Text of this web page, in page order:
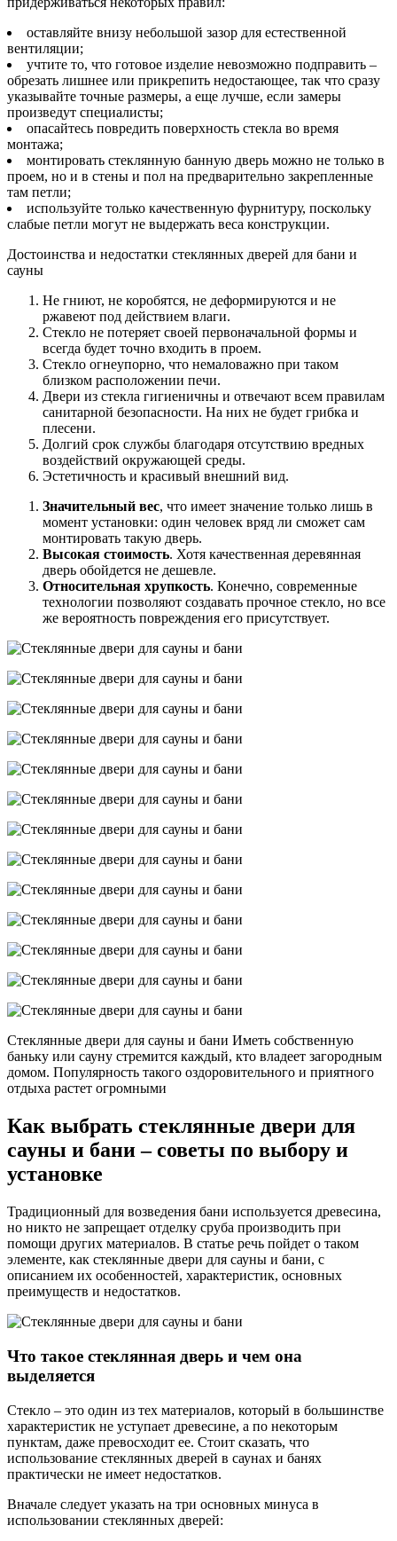
оставляйте внизу небольшой зазор для естественной
вентиляции;
учтите то, что готовое изделие невозможно подправить –
обрезать лишнее или прикрепить недостающее, так что сразу
указывайте точные размеры, а еще лучше, если замеры
произведут специалисты;
опасайтесь повредить поверхность стекла во время
монтажа;
монтировать стеклянную банную дверь можно не только в
проем, но и в стены и пол на предварительно закрепленные
там петли;
используйте только качественную фурнитуру, поскольку
слабые петли могут не выдержать веса конструкции.
Достоинства и недостатки стеклянных дверей для бани и
сауны
Не гниют, не коробятся, не деформируются и не
ржавеют под действием влаги.
Стекло не потеряет своей первоначальной формы и
всегда будет точно входить в проем.
Стекло огнеупорно, что немаловажно при таком
близком расположении печи.
Двери из стекла гигиеничны и отвечают всем правилам
санитарной безопасности. На них не будет грибка и
плесени.
Долгий срок службы благодаря отсутствию вредных
воздействий окружающей среды.
Эстетичность и красивый внешний вид.
Значительный вес, что имеет значение только лишь в
момент установки: один человек вряд ли сможет сам
монтировать такую дверь.
Высокая стоимость. Хотя качественная деревянная
дверь обойдется не дешевле.
Относительная хрупкость. Конечно, современные
технологии позволяют создавать прочное стекло, но все
же вероятность повреждения его присутствует.
Стеклянные двери для сауны и бани Иметь собственную
баньку или сауну стремится каждый, кто владеет загородным
домом. Популярность такого оздоровительного и приятного
отдыха растет огромными
Как выбрать стеклянные двери для
сауны и бани – советы по выбору и
установке
Традиционный для возведения бани используется древесина,
но никто не запрещает отделку сруба производить при
помощи других материалов. В статье речь пойдет о таком
элементе, как стеклянные двери для сауны и бани, с
описанием их особенностей, характеристик, основных
преимуществ и недостатков.
Что такое стеклянная дверь и чем она
выделяется
Стекло – это один из тех материалов, который в большинстве
характеристик не уступает древесине, а по некоторым
пунктам, даже превосходит ее. Стоит сказать, что
использование стеклянных дверей в саунах и банях
практически не имеет недостатков.
Вначале следует указать на три основных минуса в
использовании стеклянных дверей: